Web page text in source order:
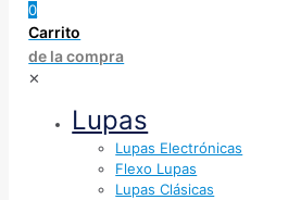
0
Carrito
de la compra
✕
Lupas
Lupas Electrónicas
Flexo Lupas
Lupas Clásicas